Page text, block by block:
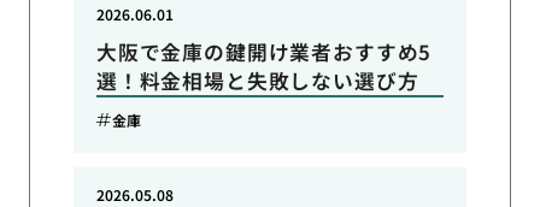
大阪で金庫の鍵開け業者おすすめ5
選！料金相場と失敗しない選び方
2026.06.01
金庫
2026.05.08